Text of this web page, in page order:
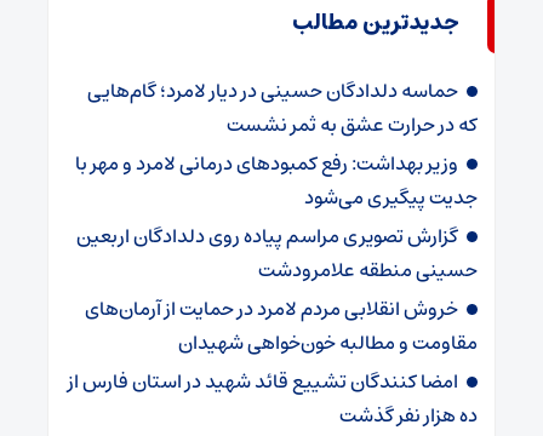
جدیدترین مطالب
حماسه دلدادگان حسینی در دیار لامرد؛ گام‌هایی
که در حرارت عشق به ثمر نشست
وزیر بهداشت: رفع کمبودهای درمانی لامرد و مهر با
جدیت پیگیری می‌شود
گزارش تصویری مراسم پیاده روی دلدادگان اربعین
حسینی منطقه علامرودشت
خروش انقلابی مردم لامرد در حمایت از آرمان‌های
مقاومت و مطالبه خون‌خواهی شهیدان
امضا کنندگان تشییع قائد شهید در استان فارس از
ده هزار نفر گذشت